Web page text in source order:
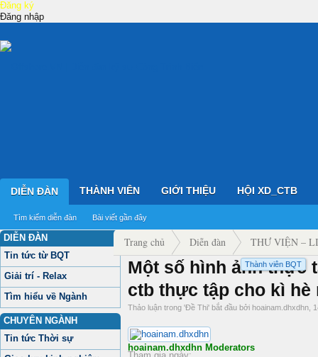
Đăng ký
Đăng nhập
DIỄN ĐÀN
Tìm kiếm diễn đàn Bài viết gần đây
THÀNH VIÊN GIỚI THIỆU HỘI XD_CTB
DIỄN ĐÀN
Tin tức từ BQT
Giải trí - Relax
Tìm hiểu về Ngành
CHUYÊN NGÀNH
Tin tức Thời sự
Trang chủ Diễn đàn
THƯ VIỆN –
Đề Thi
Một số hình ảnh thực
ctb thực tập cho kì hè
Thảo luận trong 'Đề Thi' bắt đầu bởi hoainam.dhxdhn
hoainam.dhxdhn Moderators
Thành viên BQT